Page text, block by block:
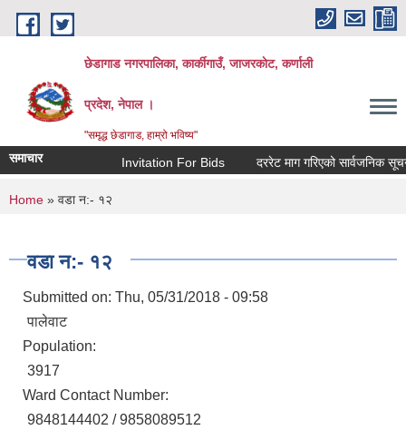
Skip to main content
छेडागाड नगरपालिका, कार्कीगाउँ, जाजरकाेट, कर्णाली
प्रदेश, नेपाल ।
"समृद्ध छेडागाड, हाम्रो भविष्य"
समाचार Invitation For Bids दररेट माग गरिएको सार्वजनिक सूचना।
You are here
Home » वडा न‌:- १२
वडा न‌:- १२
Submitted on: Thu, 05/31/2018 - 09:58
पालेवाट
Population:
3917
Ward Contact Number:
9848144402 / 9858089512